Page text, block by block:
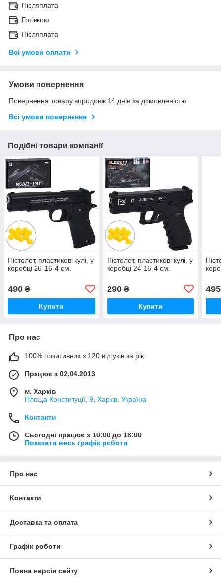
Післяплата
Готівкою
Післяплата
Всі умови оплати
Умови повернення
Повернення товару впродовж 14 днів за домовленістю
Всі умови повернення
Подібні товари компанії
Пістолет, пластикові кулі, у
коробці 26-16-4 см.
490 ₴
Купити
Пістолет, пластикові кулі, у
коробці 24-16-4 см.
290₴
Купити
495
Про нас
100% позитивних з 120 відгуків за рік
Працює з 02.04.2013
м. Харків
Площа Конституції, 9, Харків, Україна
Контакти
Сьогодні працює з 10:00 до 18:00
Показати весь графік роботи
Про нас
Контакти
Доставка та оплата
Графік роботи
Повна версія сайту